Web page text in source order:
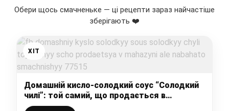
Обери щось смачненьке — ці рецепти зараз найчастіше
зберігають ❤️
ХІТ
Домашній кисло-солодкий соус “Солодкий
чилі”: той самий, що продається в
магазині, але набагато смачніший